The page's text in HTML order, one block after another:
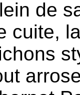
de
cuite,